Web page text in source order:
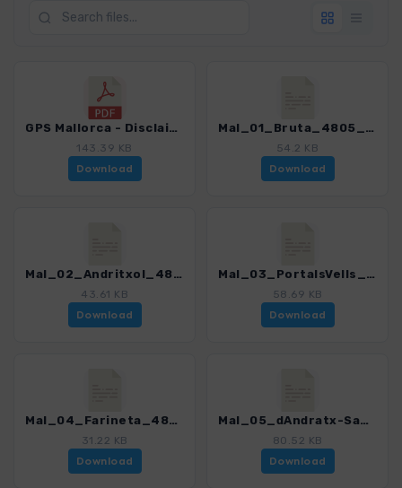
GPS Mallorca - Disclaimer, Terms and Condition_4805_4.pdf
143.39 KB
Download
Mal_01_Bruta_4805_4.gpx
54.2 KB
Download
Mal_02_Andritxol_4805_4.gpx
43.61 KB
Download
Mal_03_PortalsVells_4805_4.gpx
58.69 KB
Download
Mal_04_Farineta_4805_4.gpx
31.22 KB
Download
Mal_05_dAndratx-SantElm_4805_4.gpx
80.52 KB
Download